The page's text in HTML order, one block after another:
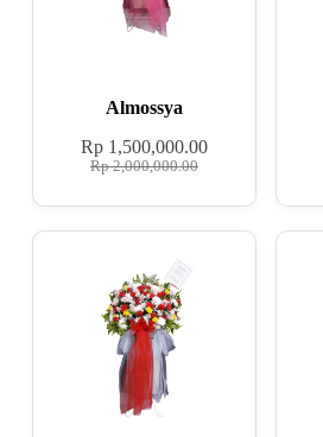
Almossya
Rp2,000,000.00
Rp1,500,000.00